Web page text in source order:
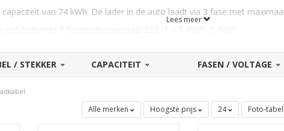
van 74 kWh. De lader in de auto laadt via 3 fase met
aansluiting Type 2 en kan laden via 3 fase met 16 ampère. Hiervoor is
of op de zaak? In dat geval kunt u ook met maximaal 1 x 32A laden.
(3 x 32A waarvan de DS 3 1 x 32A zal gebruiken) aan laadvermogen.
een andere DS?Zie dan ons overzicht metalle laadkabels voor
Lees meer
/ STEKKER CAPACITEIT FASEN / VOLTAGE
Alle merken Hoogste prijs 24 Foto-tabel